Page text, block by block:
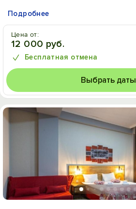
Подробнее
Цена от:
12 000 руб.
Бесплатная отмена
Выбрать даты